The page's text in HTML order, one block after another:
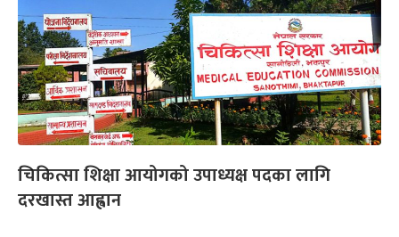
चिकित्सा शिक्षा आयोगको उपाध्यक्ष पदका लागि
दरखास्त आह्वान